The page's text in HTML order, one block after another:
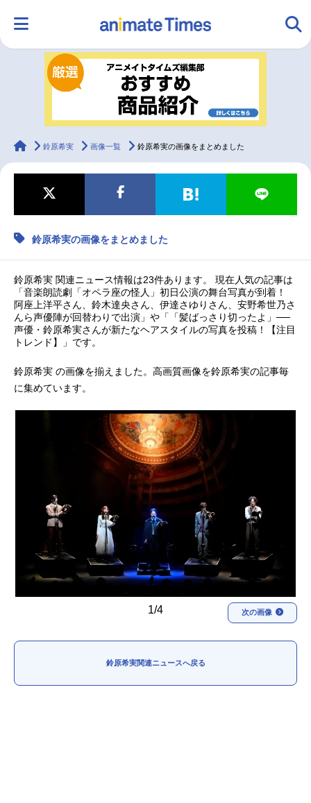
ランキング アニメ
ラジオ みんなの声
マンガ・ラノベ ゲーム・アプリ 音楽 コスプレ
2.5次元 配信・Vtuber
最新記事一覧
アニメ記事一覧 声優記事一覧
アニメ映画一覧 実写化映画一覧
今期アニメ曜日別一覧
春アニメ
冬アニメ
男性声優/女性声優一覧
FOLLOW US
animateTimes
鈴原希実 画像一覧 鈴原希実の画像をまとめました
鈴原希実の画像をまとめました
鈴原希実 関連ニュース情報は23件あります。 現在人気の記事は
「音楽朗読劇「オペラ座の怪人」初日公演の舞台写真が到着！
阿座上洋平さん、鈴木達央さん、伊達さゆりさん、安野希世乃さ
んら声優陣が回替わりで出演」や「「髪ばっさり切ったよ」──
声優・鈴原希実さんが新たなヘアスタイルの写真を投稿！【注目
トレンド】」です。
鈴原希実 の画像を揃えました。高画質画像を鈴原希実の記事毎
に集めています。
1/4 次の画像
鈴原希実関連ニュースへ戻る